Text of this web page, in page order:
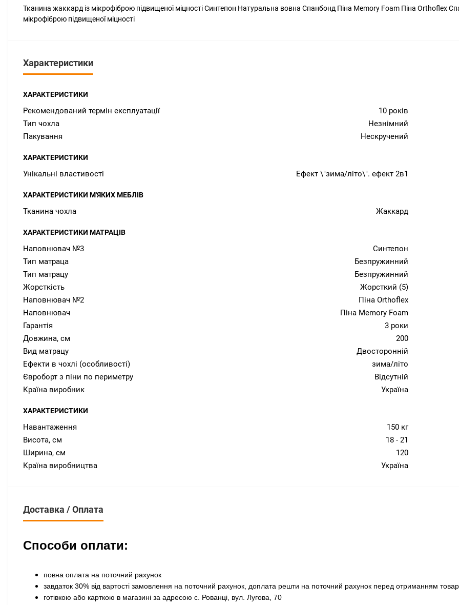
Тканина жаккард із мікрофіброю підвищеної міцності Синтепон Натуральна вовна Спанбонд Піна Memory Foam Піна Orthoflex
мікрофіброю підвищеної міцності
Характеристики
ХАРАКТЕРИСТИКИ
Рекомендований термін експлуатації
10 років
Тип чохла
Незнімний
Пакування
Нескручений
ХАРАКТЕРИСТИКИ
Унікальні властивості Ефект \"зима/літо\". ефект 2в1
ХАРАКТЕРИСТИКИ М'ЯКИХ МЕБЛІВ
Тканина чохла Жаккард
ХАРАКТЕРИСТИКИ МАТРАЦІВ
Наповнювач №3
Синтепон
Тип матраца
Безпружинний
Тип матрацу
Безпружинний
Жорсткість
Жорсткий (5)
Наповнювач №2
Піна Orthoflex
Наповнювач
Піна Memory Foam
Гарантія
3 роки
Довжина, см
200
Вид матрацу
Двосторонній
Ефекти в чохлі (особливості)
зима/літо
Євроборт з піни по периметру
Відсутній
Країна виробник
Україна
ХАРАКТЕРИСТИКИ
Навантаження
150 кг
Висота, см
18 - 21
Ширина, см
120
Країна виробництва
Україна
Доставка / Оплата
Способи оплати:
повна оплата на поточний рахунок
завдаток 30% від вартості замовлення на поточний рахунок, доплата решти на поточний рахунок перед отриманням
готівкою або карткою в магазині за адресою с. Рованці, вул. Лугова, 70